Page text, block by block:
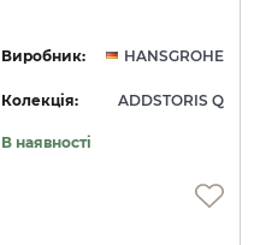
Виробник: HANSGROHE
Колекція: ADDSTORIS Q
В наявності